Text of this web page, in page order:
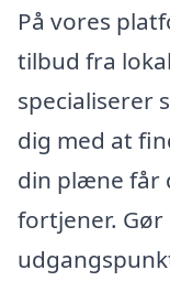
På vores
tilbud fra
specialiserer
dig med at
din plæne får
fortjener.